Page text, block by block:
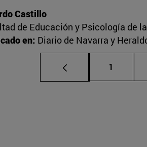
Castillo
de Educación y Psicología de
en: Diario de Navarra y
Página
1